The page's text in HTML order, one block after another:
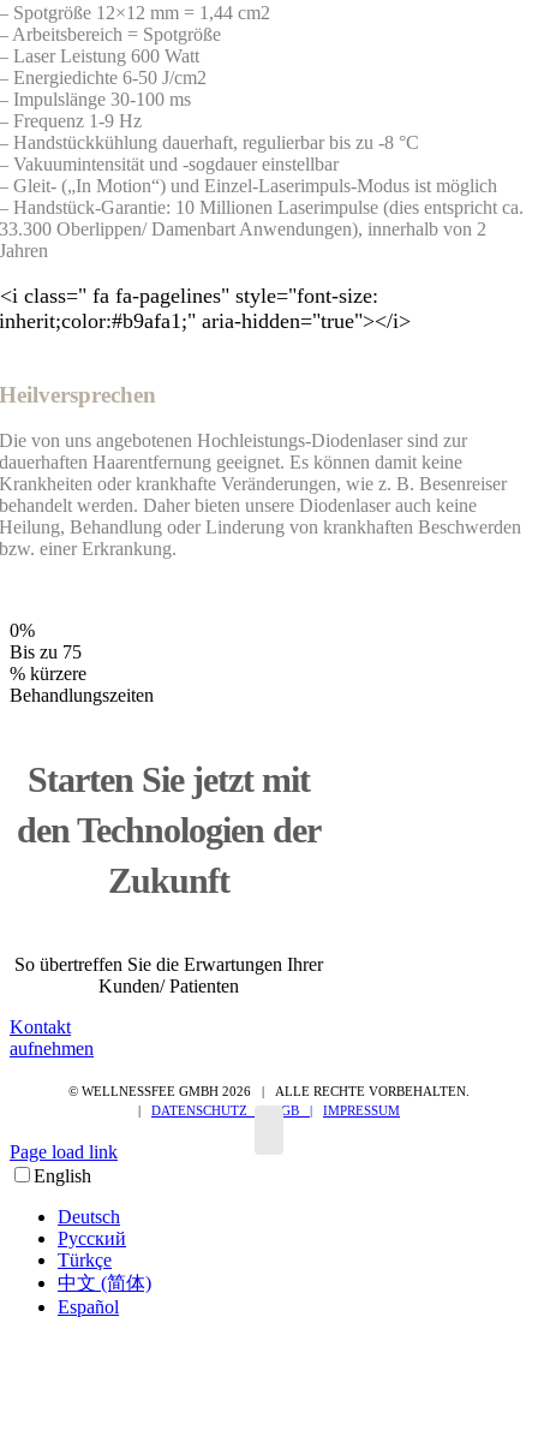
– Spotgröße 12×12 mm = 1,44 cm2
– Arbeitsbereich = Spotgröße
– Laser Leistung 600 Watt
– Energiedichte 6-50 J/cm2
– Impulslänge 30-100 ms
– Frequenz 1-9 Hz
– Handstückkühlung dauerhaft, regulierbar bis zu -8 °C
– Vakuumintensität und -sogdauer einstellbar
– Gleit- („In Motion“) und Einzel-Laserimpuls-Modus ist möglich
– Handstück-Garantie: 10 Millionen Laserimpulse (dies entspricht ca.
33.300 Oberlippen/ Damenbart Anwendungen), innerhalb von 2
Jahren
<i class=" fa fa-pagelines" style="font-size:
inherit;color:#b9afa1;" aria-hidden="true"></i>
Heilversprechen
Die von uns angebotenen Hochleistungs-Diodenlaser sind zur
dauerhaften Haarentfernung geeignet. Es können damit keine
Krankheiten oder krankhafte Veränderungen, wie z. B. Besenreiser
behandelt werden. Daher bieten unsere Diodenlaser auch keine
Heilung, Behandlung oder Linderung von krankhaften Beschwerden
bzw. einer Erkrankung.
0%
Bis zu 75
% kürzere
Behandlungszeiten
Starten Sie jetzt mit
den Technologien der
Zukunft
So übertreffen Sie die Erwartungen Ihrer
Kunden/ Patienten
Kontakt
aufnehmen
© WELLNESSFEE GMBH 2026 | ALLE RECHTE VORBEHALTEN.
DATENSCHUTZ | AGB | IMPRESSUM
Page load link
NachEnglish
Deutsch
Русский
Türkçe
中文 (简体)
Español